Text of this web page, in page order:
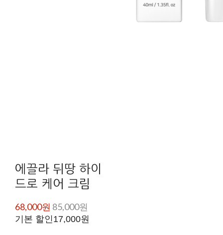
에끌라 뒤땅 하이
드로 케어 크림
68,000원 85,000원
기본 할인17,000원